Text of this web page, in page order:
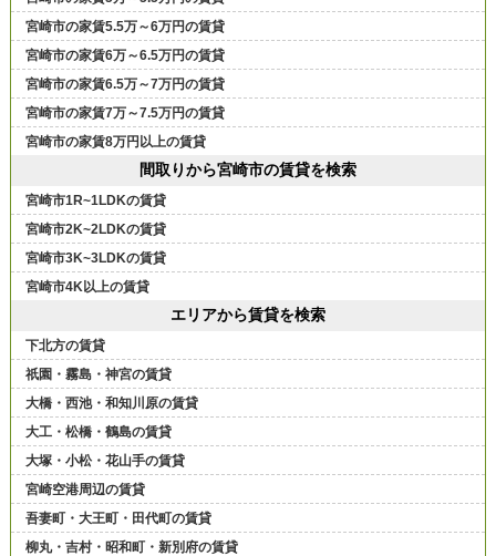
宮崎市の家賃5.5万～6万円の賃貸
宮崎市の家賃6万～6.5万円の賃貸
宮崎市の家賃6.5万～7万円の賃貸
宮崎市の家賃7万～7.5万円の賃貸
宮崎市の家賃8万円以上の賃貸
間取りから宮崎市の賃貸を検索
宮崎市1R~1LDKの賃貸
宮崎市2K~2LDKの賃貸
宮崎市3K~3LDKの賃貸
宮崎市4K以上の賃貸
エリアから賃貸を検索
下北方の賃貸
祇園・霧島・神宮の賃貸
大橋・西池・和知川原の賃貸
大工・松橋・鶴島の賃貸
大塚・小松・花山手の賃貸
宮崎空港周辺の賃貸
吾妻町・大王町・田代町の賃貸
柳丸・吉村・昭和町・新別府の賃貸